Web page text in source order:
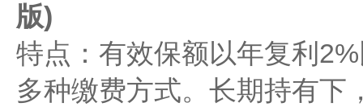
版)‌
特点：有效保额以年复利
多种缴费方式。长期持有下